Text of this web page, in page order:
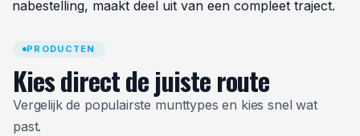
nabestelling, maakt deel uit van een compleet traject.
PRODUCTEN
Kies direct de juiste route
Vergelijk de populairste munttypes en kies snel wat
past.